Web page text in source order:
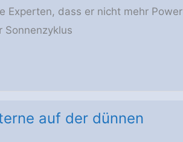
Experten, dass er nicht mehr Power
Sonnenzyklus
auf der dünnen